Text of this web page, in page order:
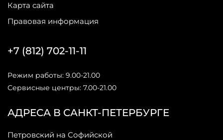
Карта сайта
Правовая информация
АДРЕСА В САНКТ-ПЕТЕРБУРГЕ
Петровский на Софийской
+7 (812) 702-11-11
Режим работы: 9.00-21.00
Сервисные центры: 7.00-21.00